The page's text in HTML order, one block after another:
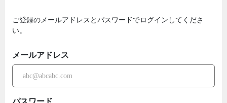
ご登録のメールアドレスとパスワードでログインしてくださ
い。
メールアドレス
パスワード